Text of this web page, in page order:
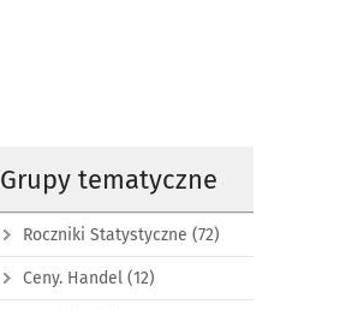
Grupy tematyczne
Roczniki Statystyczne (72)
Ceny. Handel (12)